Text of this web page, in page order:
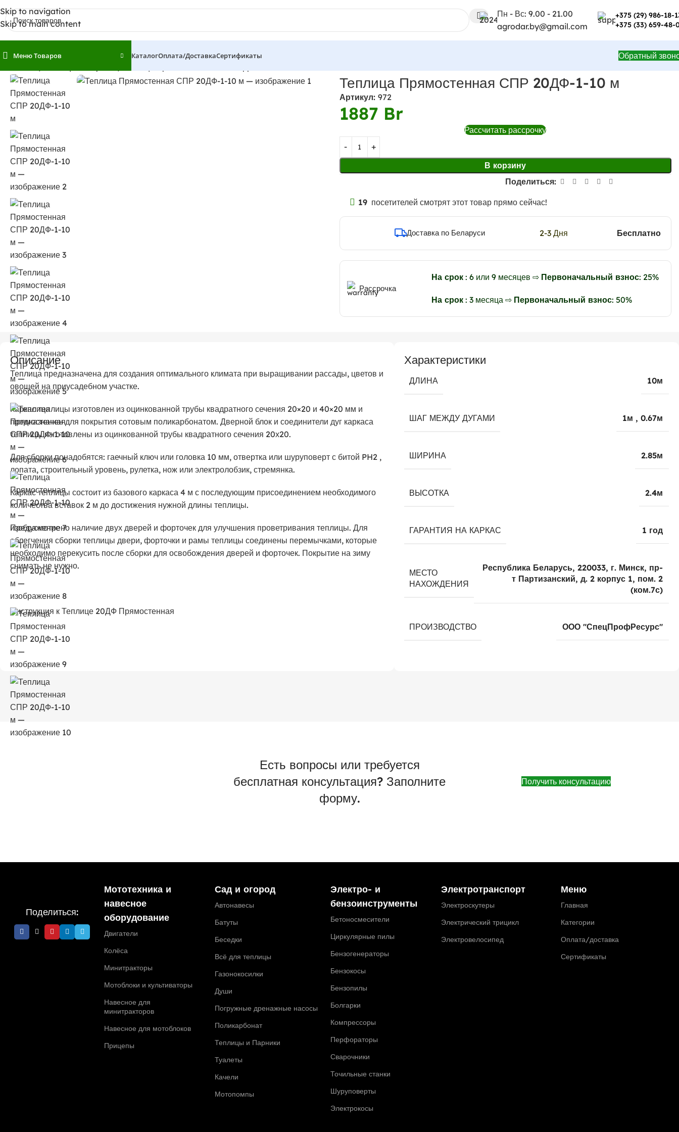
Skip to navigation
Skip to main content
Пн - Вс: 9.00 - 21.00
agrodar.by@gmail.com
+375 (29) 986-18-
+375 (33) 659-48-
Меню Товаров КаталогОплата/доставкаСертификаты
Обратный
Теплица Прямостенная СПР 20ДФ-1-10 м
Артикул: 972
1887 Br
Рассчитать рассрочку
В корзину
Поделиться:
19 посетителей смотрят этот товар прямо сейчас!
Доставка по Беларуси 2-3 Дня Бесплатно
Рассрочка
На срок: 6 или 9 месяцев ⇨ Первоначальный взнос: 25%
На срок: 3 месяца ⇨ Первоначальный взнос: 50%
Описание
Теплица предназначена для создания оптимального климата при выращивании рассады, цветов и
овощей на приусадебном участке.
Каркас теплицы изготовлен из оцинкованной трубы квадратного сечения 20×20 и 40×20 мм и
предназначен для покрытия сотовым поликарбонатом. Дверной блок и соединители дуг каркаса
теплицы изготовлены из оцинкованной трубы квадратного сечения 20х20.
Для сборки понадобятся: гаечный ключ или головка 10 мм, отвертка или шуруповерт с битой PH2 ,
лопата, строительный уровень, рулетка, нож или электролобзик, стремянка.
Каркас теплицы состоит из базового каркаса 4 м с последующим присоединением необходимого
количества вставок 2 м до достижения нужной длины теплицы.
Предусмотрено наличие двух дверей и форточек для улучшения проветривания теплицы. Для
облегчения сборки теплицы двери, форточки и рамы теплицы соединены перемычками, которые
необходимо перекусить после сборки для освобождения дверей и форточек. Покрытие на зиму
снимать не нужно.
Инструкция к Теплице 20ДФ Прямостенная
Характеристики
ДЛИНА 10м
ШАГ МЕЖДУ ДУГАМИ 1м , 0.67м
ШИРИНА 2.85м
ВЫСОТКА 2.4м
ГАРАНТИЯ НА КАРКАС 1 год
МЕСТО
НАХОЖДЕНИЯ
Республика Беларусь, 220033, г. Минск, пр-
т Партизанский, д. 2 корпус 1, пом. 2
(ком.7с)
ПРОИЗВОДСТВО ООО "СпецПрофРесурс"
Есть вопросы или требуется
бесплатная консультация? Заполните
форму.
Получить консультацию
Поделиться:
Мототехника и
навесное
оборудование
Двигатели
Колёса
Минитракторы
Мотоблоки и культиваторы
Навесное для
минитракторов
Навесное для мотоблоков
Прицепы
Сад и огород
Автонавесы
Батуты
Беседки
Всё для теплицы
Газонокосилки
Души
Погружные дренажные насосы
Поликарбонат
Теплицы и Парники
Туалеты
Качели
Мотопомпы
Электро- и
бензоинструменты
Бетоносмесители
Циркулярные пилы
Бензогенераторы
Бензокосы
Бензопилы
Болгарки
Компрессоры
Перфораторы
Сварочники
Точильные станки
Шуруповерты
Электрокосы
Электротранспорт
Электроскутеры
Электрический трицикл
Электровелосипед
Меню
Главная
Категории
Оплата/доставка
Сертификаты